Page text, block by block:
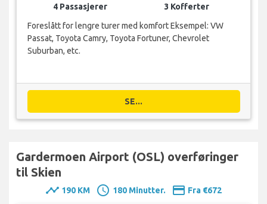
4 Passasjerer
3 Kofferter
Foreslått for lengre turer med komfort Eksempel: VW
Passat, Toyota Camry, Toyota Fortuner, Chevrolet
Suburban, etc.
SE...
Gardermoen Airport (OSL) overføringer
til Skien
timeline 190 KM schedule 180 Minutter. payment Fra €672